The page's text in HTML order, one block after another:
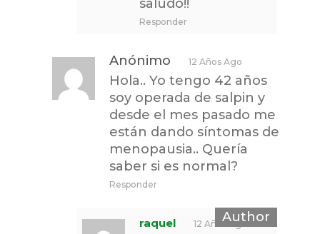
saludo!!
Responder
Anónimo 12 Años Ago
Hola.. Yo tengo 42 años
soy operada de salpin y
desde el mes pasado me
están dando síntomas de
menopausia.. Quería
saber si es normal?
Responder
raquel 12 Años Ago